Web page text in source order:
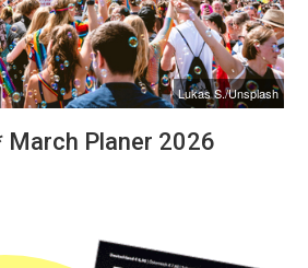
Lukas S./Unsplash
March Planer 2026